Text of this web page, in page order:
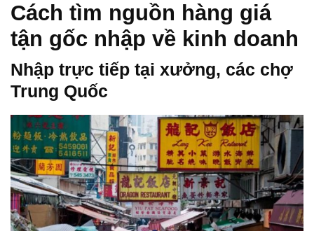
Cách tìm nguồn hàng giá
tận gốc nhập về kinh doanh
Nhập trực tiếp tại xưởng, các chợ
Trung Quốc